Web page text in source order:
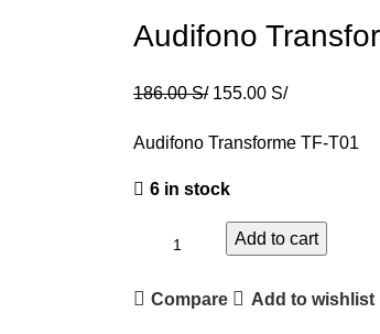
Audifono
186.00S/ 155.00 S/
Audifono Transforme TF-T01
6 in stock
Add to cart
Compare Add to wishlist